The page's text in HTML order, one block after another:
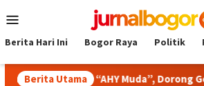
to
Menu
Berita Hari Ini Bogor Raya Politik
Berita Utama
“AHY Muda”, Dorong Generasi Muda